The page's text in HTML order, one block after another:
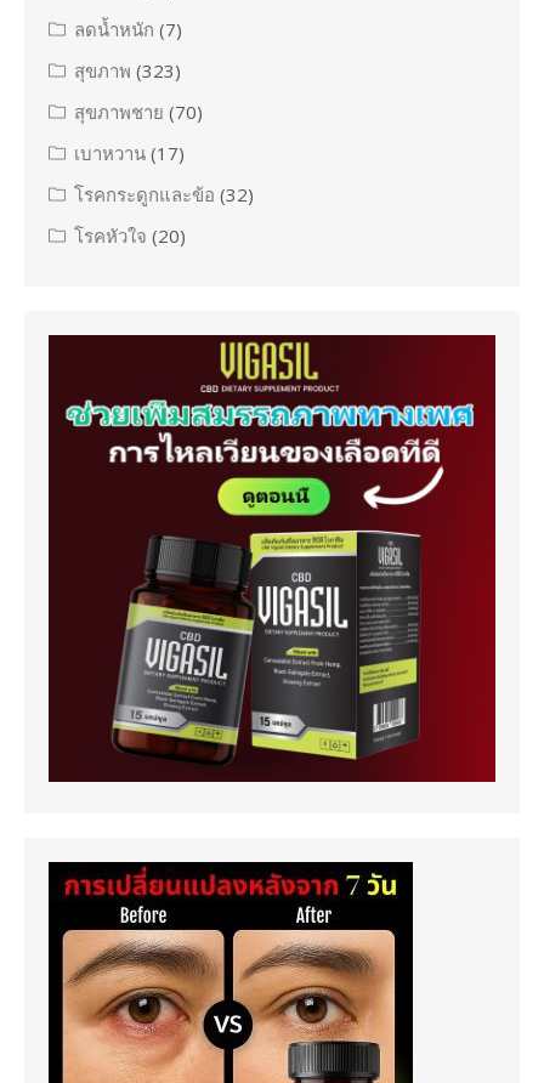
ลดน้ำหนัก (7)
สุขภาพ (323)
สุขภาพชาย (70)
เบาหวาน (17)
โรคกระดูกและข้อ (32)
โรคหัวใจ (20)